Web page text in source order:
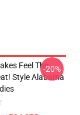
Feel The
Style Alabama
-20%